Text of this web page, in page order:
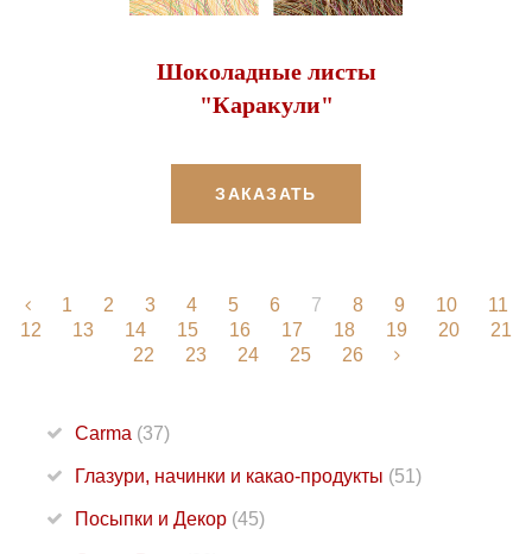
Шоколадные листы
"Каракули"
ЗАКАЗАТЬ
1 2 3 4 5 6 7 8 9 10
11
12
13 14 15 16 17 18 19 20
21
22
23 24 25 26
Carma (37)
Глазури, начинки и какао-продукты (51)
Посыпки и Декор (45)